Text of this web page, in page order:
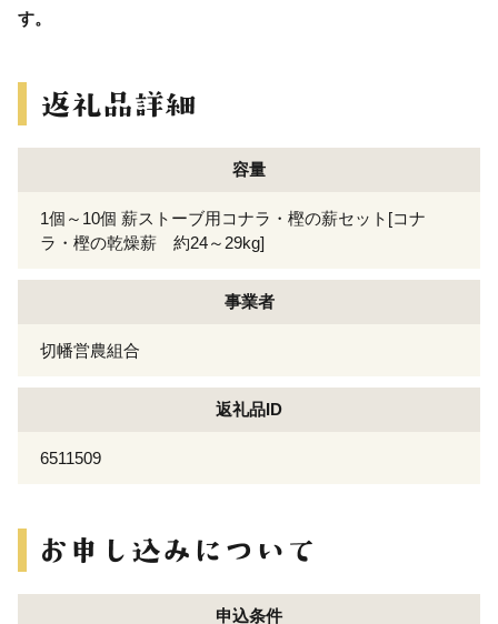
す。
容量
1個～10個 薪ストーブ用コナラ・樫の薪セット[コナ
ラ・樫の乾燥薪 約24～29kg]
事業者
切幡営農組合
返礼品ID
6511509
申込条件